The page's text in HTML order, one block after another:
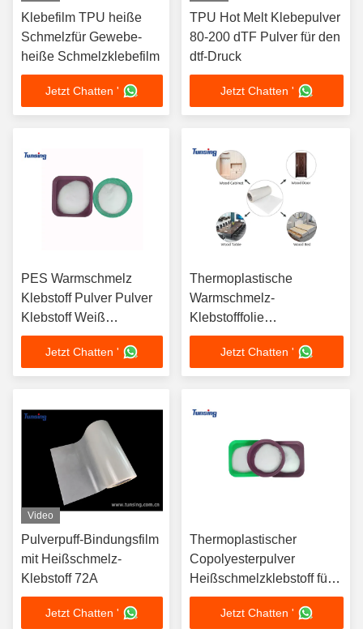
Klebefilm TPU heiße
Schmelzfür Gewebe-
heiße Schmelzklebefilm
Jetzt Chatten '
TPU Hot Melt Klebepulver
80-200 dTF Pulver für den
dtf-Druck
Jetzt Chatten '
PES Warmschmelz
Klebstoff Pulver Pulver
Klebstoff Weiß
Waschbar gute
Luftdurchlässigkeit für
Schuhe Material
Jetzt Chatten '
Thermoplastische
Warmschmelz-
Klebstofffolie
Warmschmelz-
Klebstofffolie zum Binden
von PVC PC ABS
Jetzt Chatten '
Video
Pulverpuff-Bindungsfilm
mit Heißschmelz-
Klebstoff 72A
Jetzt Chatten '
Thermoplastischer
Copolyesterpulver
Heißschmelzklebstoff für
Wärmeübertragungspulpe
Jetzt Chatten '